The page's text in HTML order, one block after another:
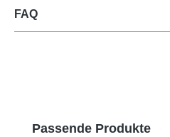
FAQ
Produktgalerie überspringen
Passende Produkte